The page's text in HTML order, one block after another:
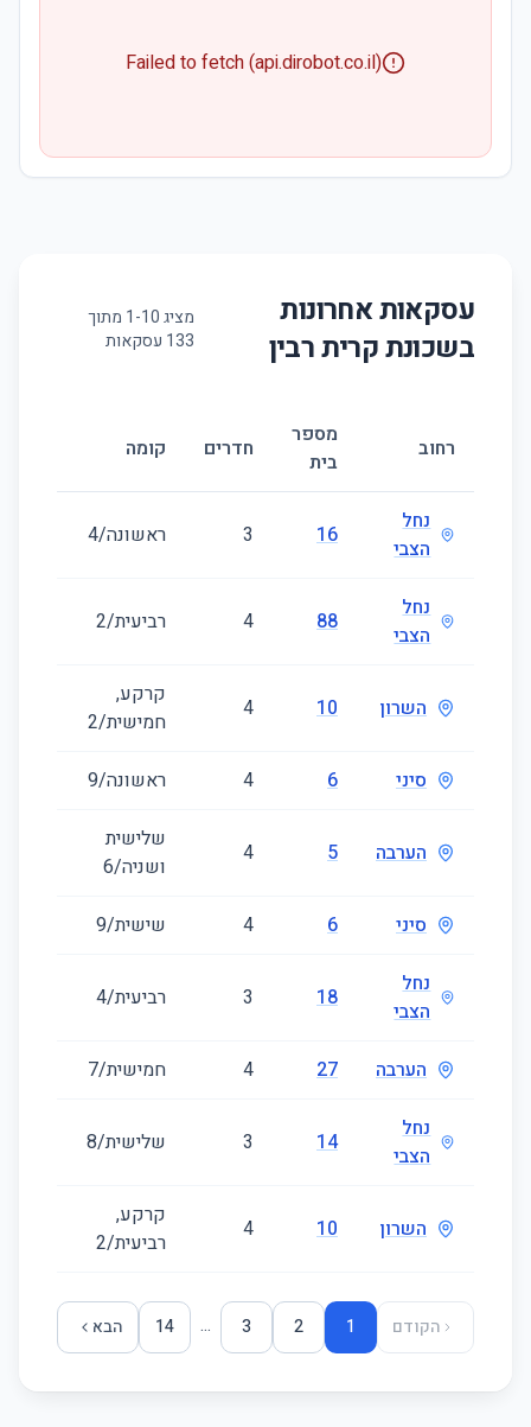
Failed to fetch (api.dirobot.co.il)
עסקאות אחרונות
בשכונתקרית רבין
מציג 1-10
מתוך
133 עסקאות
רחוב
מספר
בית
חדרים קומה
נחל
הצבי
16
3 ראשונה/4
נחל
הצבי
88
4 רביעית/2
השרון 10
4
קרקע,
חמישית/2
סיני 6
4 ראשונה/9
הערבה 5
4
שלישית
ושניה/6
סיני 6
4 שישית/9
נחל
הצבי
18
3 רביעית/4
הערבה 27
4 חמישית/7
נחל
הצבי
14
3 שלישית/8
השרון 10
4
קרקע,
רביעית/2
הקודם 1
2
3
...
14 הבא